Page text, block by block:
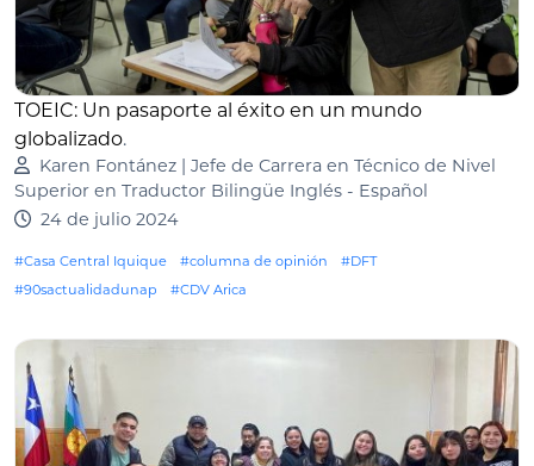
TOEIC: Un pasaporte al éxito en un mundo
globalizado.
Karen Fontánez | Jefe de Carrera en Técnico de Nivel
Superior en Traductor Bilingüe Inglés - Español
24 de julio 2024
#Casa Central Iquique #columna de opinión
#DFT
#90sactualidadunap
#CDV Arica